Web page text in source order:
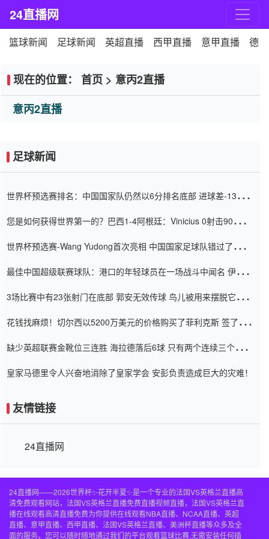
24直播网
篮球新闻 足球新闻 英超直播 西甲直播 意甲直播 德
现在的位置： 首页 > 意丙2直播
意丙2直播
足球新闻
世界杯预选赛排名：中国国家队仍然以6分排名底部 进球差-13令人
您是如何获得世界第一的？巴西1-4阿根廷：Vinicius 0射击90分钟
世界杯预选赛-Wang Yudong首次亮相 中国国家足球队错过了世界
最佳中国超级联赛球队：港口的年轻球员在一场战斗中闻名 伊万放
3场比赛中有23张射门在底部 郭安无效传球 鸟儿被用来摆脱它
花钱找麻烦！切尔西以5200万美元的价格购买了菲利克斯 签了7年
缺少英超联赛金靴位三连胜 海拉德落后6球 只有两个连续三个连续
皇家马德里令人兴奋地消除了皇家学会 安彭负责造成巨大的灾难！
友情链接
24直播网
24直播网——2026世界杯✨花开半夏✨是一个专业的法国VS英格兰直播高
清免费观看网站，法国VS英格兰直播免费直播视频直播，法国VS英格兰直
播在线观看高清直播免费为你提供在线观看NBA直播、NCAA直播、英超
直播、意甲直播、西甲直播、法国VS英格兰直播、美洲杯直播等众多及全
面的服务。您可以随时随地通过我们的平台观看篮球比赛,无需安装任何插